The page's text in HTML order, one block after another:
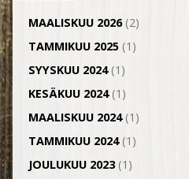
MAALISKUU 2026(2)
TAMMIKUU 2025(1)
SYYSKUU 2024(1)
KESÄKUU 2024(1)
MAALISKUU 2024(1)
TAMMIKUU 2024(1)
JOULUKUU 2023(1)